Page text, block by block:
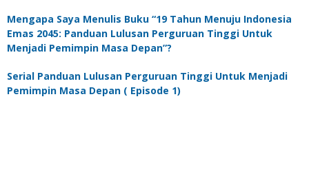
Mengapa Saya Menulis Buku “19 Tahun Menuju Indonesia
Emas 2045: Panduan Lulusan Perguruan Tinggi Untuk
Menjadi Pemimpin Masa Depan”?
Serial Panduan Lulusan Perguruan Tinggi Untuk Menjadi
Pemimpin Masa Depan ( Episode 1)